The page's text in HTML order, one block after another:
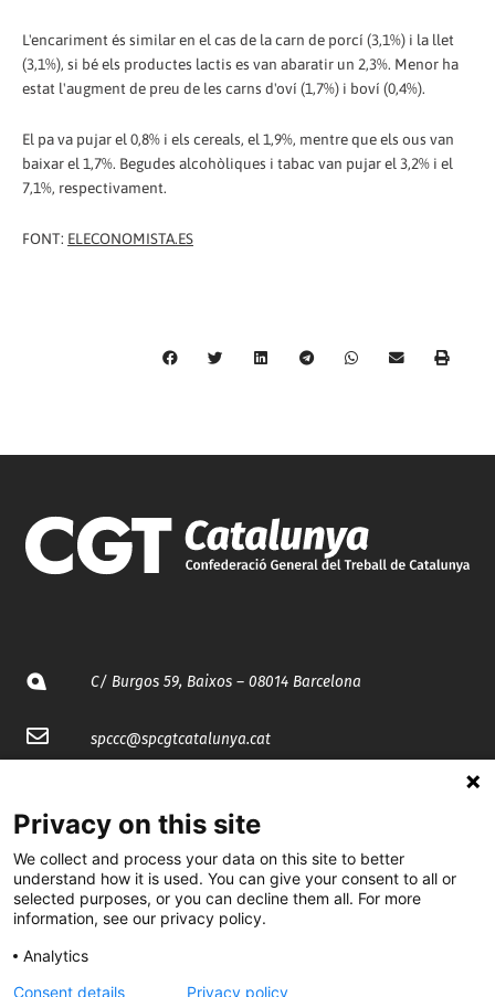
L'encariment és similar en el cas de la carn de porcí (3,1%) i la llet
(3,1%), si bé els productes lactis es van abaratir un 2,3%. Menor ha
estat l'augment de preu de les carns d'oví (1,7%) i boví (0,4%).
El pa va pujar el 0,8% i els cereals, el 1,9%, mentre que els ous van
baixar el 1,7%. Begudes alcohòliques i tabac van pujar el 3,2% i el
7,1%, respectivament.
FONT: ELECONOMISTA.ES
C/ Burgos 59, Baixos – 08014 Barcelona
spccc@spcgtcatalunya.cat
@CGTCatalunya
cgtcatalunya
cgtcatalunya
Privacy on this site
We collect and process your data on this site to better
understand how it is used. You can give your consent to all or
selected purposes, or you can decline them all. For more
information, see our privacy policy.
Analytics
Consent details
Privacy policy